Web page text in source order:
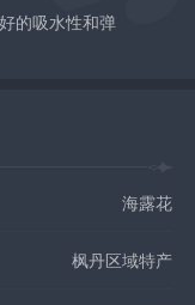
的吸水性和弹
海露花
枫丹区域特产